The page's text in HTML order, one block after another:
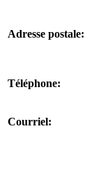
Adresse postale:
Téléphone:
Courriel: